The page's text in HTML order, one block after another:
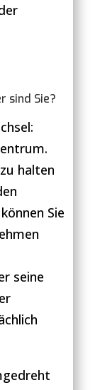
sind Sie?
halten
Sie
seine